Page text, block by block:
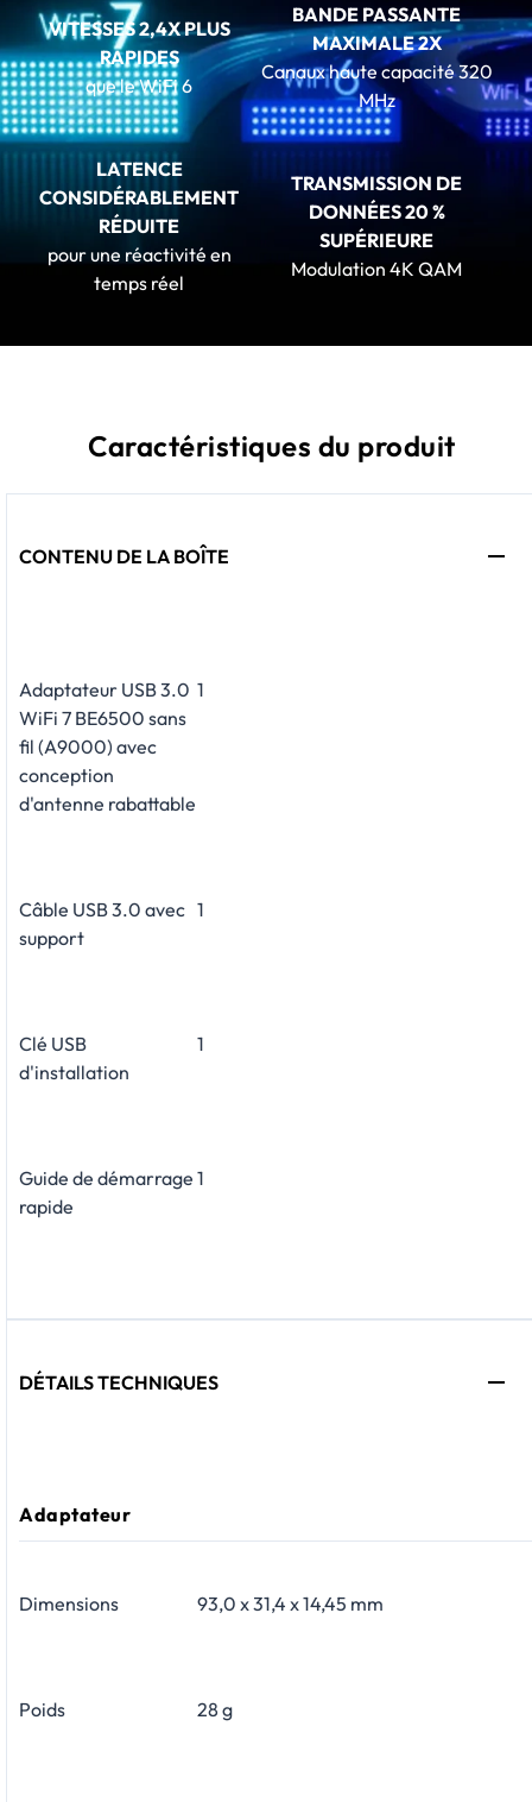
VITESSES 2,4X PLUS
RAPIDES
que le WiFi 6
BANDE PASSANTE
MAXIMALE 2X
Canaux haute capacité 320
MHz
LATENCE
CONSIDÉRABLEMENT
RÉDUITE
pour une réactivité en
temps réel
TRANSMISSION DE
DONNÉES 20 %
SUPÉRIEURE
Modulation 4K QAM
Caractéristiques du produit
CONTENU DE LA BOÎTE
Adaptateur USB 3.0
WiFi 7 BE6500 sans
fil (A9000) avec
conception
d'antenne rabattable
1
Câble USB 3.0 avec
support
1
Clé USB
d'installation
1
Guide de démarrage
rapide
1
DÉTAILS TECHNIQUES
Adaptateur
Dimensions 93,0 x 31,4 x 14,45 mm
Poids 28 g